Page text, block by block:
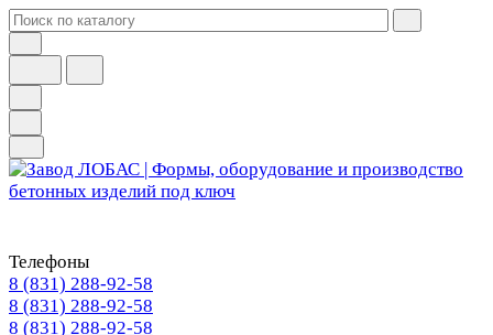
Телефоны
8 (831) 288-92-58
8 (831) 288-92-58
8 (831) 288-92-58